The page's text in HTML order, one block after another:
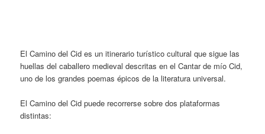
El Camino del Cid es un itinerario turístico cultural que sigue las
huellas del caballero medieval descritas en el Cantar de mío Cid,
uno de los grandes poemas épicos de la literatura universal.
El Camino del Cid puede recorrerse sobre dos plataformas
distintas: